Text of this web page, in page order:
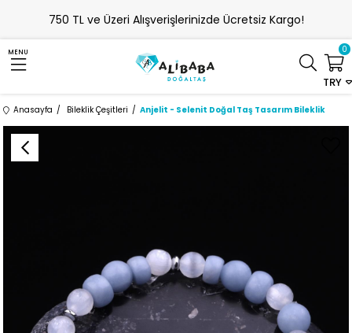
750 TL ve Üzeri Alışverişlerinizde Ücretsiz Kargo!
MENU
TRY
0
Anasayfa Bileklik Çeşitleri Anjelit - Selenit Doğal Taş Tasarım Bileklik